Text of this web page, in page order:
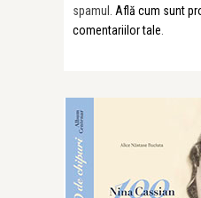
spamul. Află cum sunt
comentariilor tale